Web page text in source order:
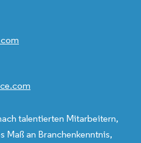
talentierten Mitarbeitern,
Maß an Branchenkenntnis,